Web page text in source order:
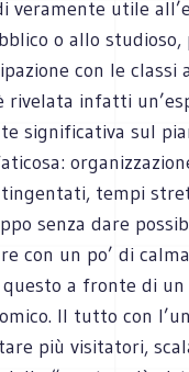
veramente utile
o allo studioso,
con le classi
rivelata infatti
significativa sul
tempi
senza dare
con un po’ di
questo a fronte di
Il tutto con
più visitatori,